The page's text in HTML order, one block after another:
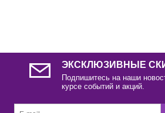
ЭКСКЛЮЗИВНЫЕ
Подпишитесь на наши
курсе событий и акций.